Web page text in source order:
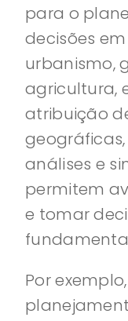
para o
decisões
urbanismo,
agricultura,
atribuição
análises e
permitem
e tomar
Por